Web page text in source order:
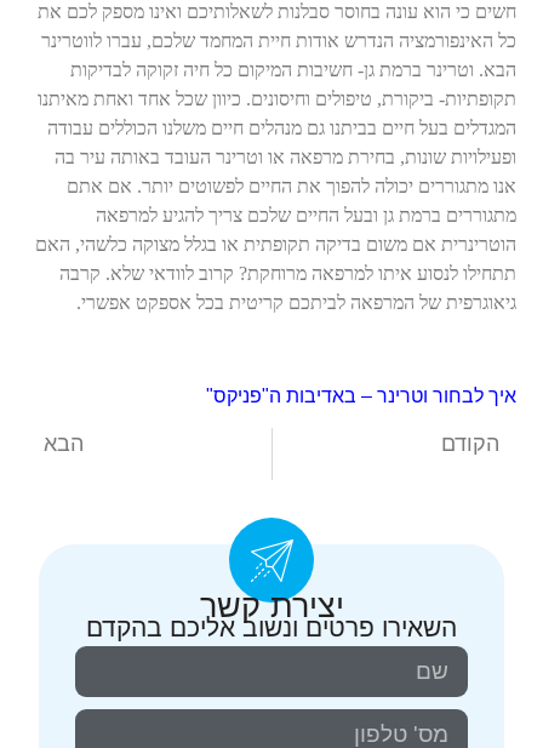
יצירת קשר
השאירו פרטים ונשוב אליכם בהקדם
חשים כי הוא עונה בחוסר סבלנות לשאלותיכם ואינו מספק לכם את
כל האינפורמציה הנדרש אודות חיית המחמד שלכם, עברו לווטרינר
הבא. וטרינר ברמת גן- חשיבות המיקום כל חיה זקוקה לבדיקות
תקופתיות- ביקורת, טיפולים וחיסונים. כיוון שכל אחד ואחת מאיתנו
המגדלים בעל חיים בביתנו גם מנהלים חיים משלנו הכוללים עבודה
ופעילויות שונות, בחירת מרפאה או וטרינר העובד באותה עיר בה
אנו מתגוררים יכולה להפוך את החיים לפשוטים יותר. אם אתם
מתגוררים ברמת גן ובעל החיים שלכם צריך להגיע למרפאה
הוטרינרית אם משום בדיקה תקופתית או בגלל מצוקה כלשהי, האם
תתחילו לנסוע איתו למרפאה מרוחקת? קרוב לוודאי שלא. קרבה
גיאוגרפית של המרפאה לביתכם קריטית בכל אספקט אפשרי.
איך לבחור וטרינר – באדיבות ה"פניקס"
הקודם הבא